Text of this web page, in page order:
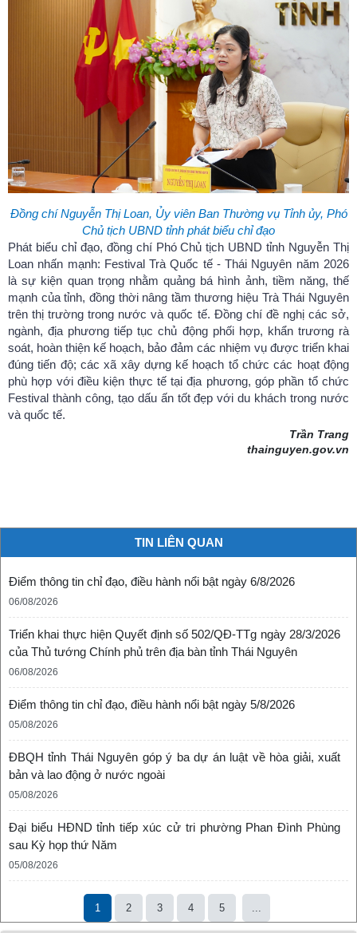
Đồng chí Nguyễn Thị Loan, Ủy viên Ban Thường vụ Tỉnh ủy, Phó
Chủ tịch UBND tỉnh phát biểu chỉ đạo
Phát biểu chỉ đạo, đồng chí Phó Chủ tịch UBND tỉnh Nguyễn Thị
Loan nhấn mạnh: Festival Trà Quốc tế - Thái Nguyên năm 2026
là sự kiện quan trọng nhằm quảng bá hình ảnh, tiềm năng, thế
mạnh của tỉnh, đồng thời nâng tầm thương hiệu Trà Thái Nguyên
trên thị trường trong nước và quốc tế. Đồng chí đề nghị các sở,
ngành, địa phương tiếp tục chủ động phối hợp, khẩn trương rà
soát, hoàn thiện kế hoạch, bảo đảm các nhiệm vụ được triển khai
đúng tiến độ; các xã xây dựng kế hoạch tổ chức các hoạt động
phù hợp với điều kiện thực tế tại địa phương, góp phần tổ chức
Festival thành công, tạo dấu ấn tốt đẹp với du khách trong nước
và quốc tế.
Trần Trang
thainguyen.gov.vn
TIN LIÊN QUAN
Điểm thông tin chỉ đạo, điều hành nổi bật ngày 6/8/2026
06/08/2026
Triển khai thực hiện Quyết định số 502/QĐ-TTg ngày 28/3/2026
của Thủ tướng Chính phủ trên địa bàn tỉnh Thái Nguyên
06/08/2026
Điểm thông tin chỉ đạo, điều hành nổi bật ngày 5/8/2026
05/08/2026
ĐBQH tỉnh Thái Nguyên góp ý ba dự án luật về hòa giải, xuất
bản và lao động ở nước ngoài
05/08/2026
Đại biểu HĐND tỉnh tiếp xúc cử tri phường Phan Đình Phùng
sau Kỳ họp thứ Năm
05/08/2026
1 2 3 4 5 ...